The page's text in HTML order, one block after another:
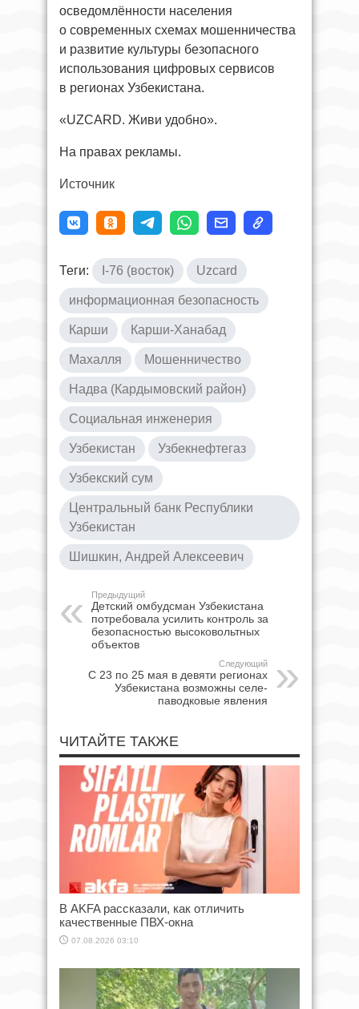
осведомлённости населения
о современных схемах мошенничества
и развитие культуры безопасного
использования цифровых сервисов
в регионах Узбекистана.
«UZCARD. Живи удобно».
На правах рекламы.
Источник
Теги: I-76 (восток) Uzcard
информационная безопасность
Карши Карши-Ханабад
Махалля Мошенничество
Надва (Кардымовский район)
Социальная инженерия
Узбекистан Узбекнефтегаз
Узбекский сум
Центральный банк Республики
Узбекистан
Шишкин, Андрей Алексеевич
Предыдущий
Детский омбудсман Узбекистана
потребовала усилить контроль за
безопасностью высоковольтных
объектов
Следующий
С 23 по 25 мая в девяти регионах
Узбекистана возможны селе-
паводковые явления
ЧИТАЙТЕ ТАКЖЕ
В AKFA рассказали, как отличить
качественные ПВХ-окна
07.08.2026 03:10